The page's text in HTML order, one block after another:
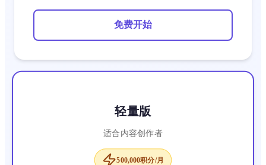
免费开始
轻量版
适合内容创作者
500,000积分/月